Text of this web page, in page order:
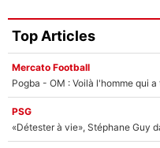
Top Articles
Mercato Football
Pogba - OM : Voilà l'homme qui
PSG
«Détester à vie», Stéphane Guy